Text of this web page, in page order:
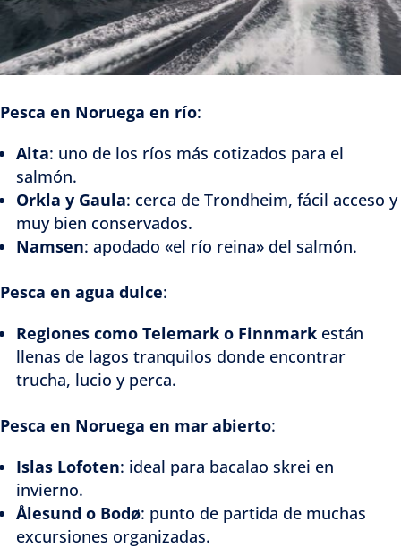
Pesca en Noruega en río:
Alta: uno de los ríos más cotizados para el
salmón.
Orkla y Gaula: cerca de Trondheim, fácil acceso y
muy bien conservados.
Namsen: apodado «el río reina» del salmón.
Pesca en agua dulce:
Regiones como Telemark o Finnmark están
llenas de lagos tranquilos donde encontrar
trucha, lucio y perca.
Pesca en Noruega en mar abierto:
Islas Lofoten: ideal para bacalao skrei en
invierno.
Ålesund o Bodø: punto de partida de muchas
excursiones organizadas.